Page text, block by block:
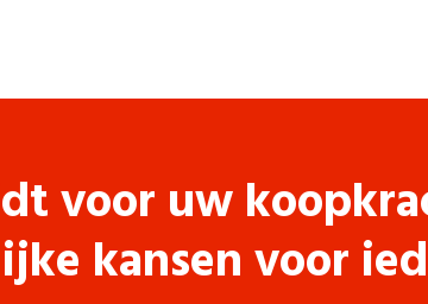
voor uw
kansen voor